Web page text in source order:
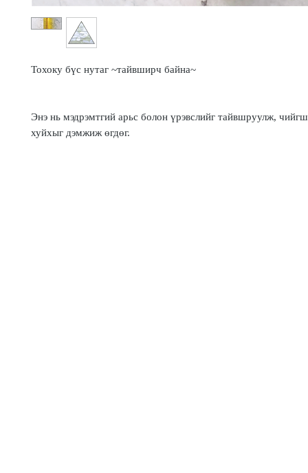
Тохоку бүс нутаг ~тайвширч байна~
Энэ нь мэдрэмтгий арьс болон үрэвслийг тайвшруулж,
хуйхыг дэмжиж өгдөг.